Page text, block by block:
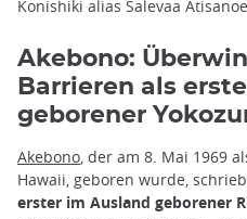
Konishiki alias Salevaa Atisanoe
Akebono:
Barrieren als
geborener
Akebono, der am 8. Mai 1969
Hawaii, geboren wurde,
erster im Ausland geborener